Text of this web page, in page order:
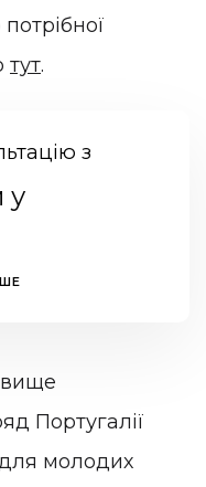
тут.
з
у
Португалії
молодих